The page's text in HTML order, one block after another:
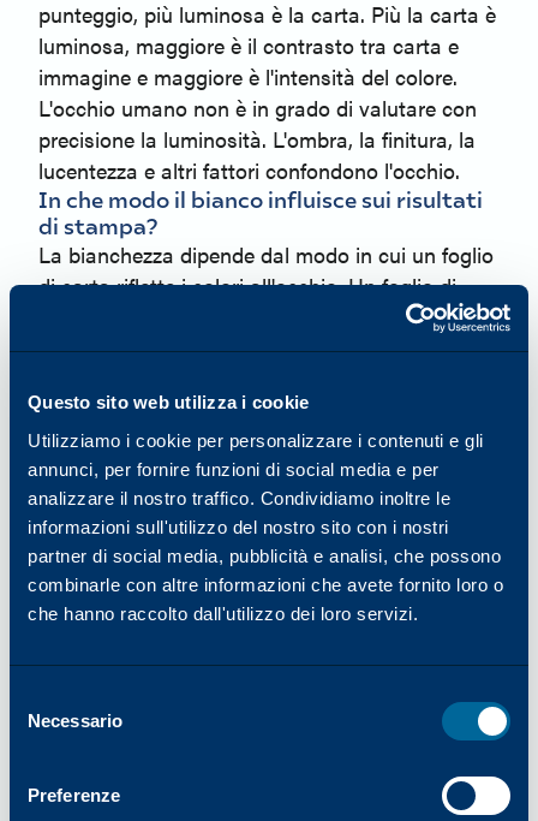
Questo sito web utilizza i cookie
Utilizziamo i cookie per personalizzare i contenuti e gli
annunci, per fornire funzioni di social media e per
analizzare il nostro traffico. Condividiamo inoltre le
informazioni sull'utilizzo del nostro sito con i nostri
partner di social media, pubblicità e analisi, che possono
combinarle con altre informazioni che avete fornito loro o
che hanno raccolto dall'utilizzo dei loro servizi.
delNecessario
Preferenze
punteggio, più luminosa è la carta. Più la carta è
luminosa, maggiore è il contrasto tra carta e
immagine e maggiore è l'intensità del colore.
L'occhio umano non è in grado di valutare con
precisione la luminosità. L'ombra, la finitura, la
lucentezza e altri fattori confondono l'occhio.
In che modo il bianco influisce sui risultati
di stampa?
La bianchezza dipende dal modo in cui un foglio
di carta riflette i colori all'occhio. Un foglio di
carta bianco-blu riflette maggiormente la luce
nell'intervallo blu/violetto dello spettro visibile ed
freddi come i blu e i neri e per il contrasto.
L'occhio umano spesso percepisce i bianchi blu
come più luminosi di quanto non siano in realtà.
I bianchi caldi riflettono maggiormente la
gamma dei rossi/arancioni dello spettro visibile
e sono una scelta eccellente per la stampa di
colori caldi come i toni della carne e per la
facilità di lettura. I bianchi bilanciati (neutri)
riflettono in modo uniforme tutti i colori dello
accurata dei colori.